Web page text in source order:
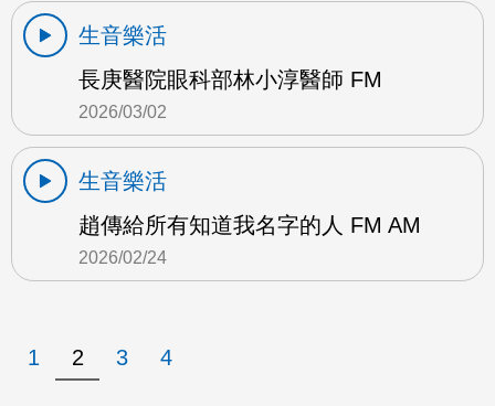
生音樂活
長庚醫院眼科部林小淳醫師 FM
2026/03/02
生音樂活
趙傳給所有知道我名字的人 FM AM
2026/02/24
1 2 3 4